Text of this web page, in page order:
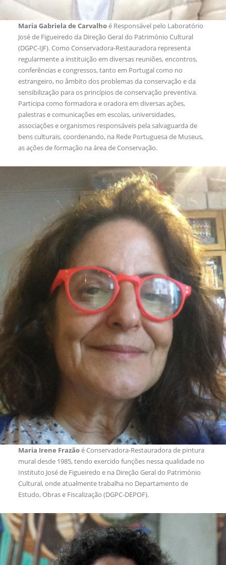
Maria Gabriela de Carvalhoé Responsável pelo Laboratório
José de Figueiredo da Direção Geral do Património Cultural
(DGPC-IJF). Como Conservadora-Restauradora representa
regularmente a instituição em diversas reuniões, encontros,
conferências e congressos, tanto em Portugal como no
estrangeiro, no âmbito dos problemas da conservação e da
sensibilização para os princípios de conservação preventiva.
Participa como formadora e oradora em diversas ações,
palestras e comunicações em escolas, universidades,
associações e organismos responsáveis pela salvaguarda de
bens culturais, coordenando, na Rede Portuguesa de Museus,
as ações de formação na área de Conservação.
Maria Irene Frazãoé Conservadora-Restauradora de pintura
mural desde 1985, tendo exercido funções nessa qualidade no
Instituto José de Figueiredo e na Direção Geral do Património
Cultural, onde atualmente trabalha no Departamento de
Estudo, Obras e Fiscalização (DGPC-DEPOF).